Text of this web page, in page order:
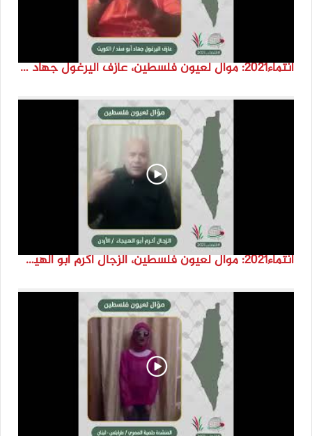
انتماء2021: موال لعيون فلسطين، عازف اليرغول جهاد أبو سند، الكويت
انتماء2021: موال لعيون فلسطين، الزجال أكرم أبو الهيجا، الاردن